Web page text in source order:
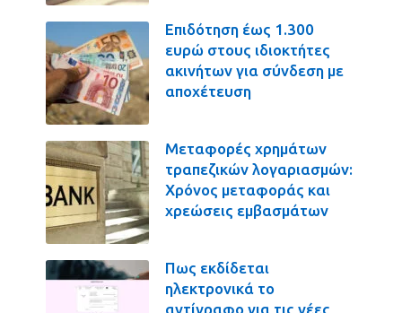
Επιδότηση έως 1.300
ευρώ στους ιδιοκτήτες
ακινήτων για σύνδεση με
αποχέτευση
Μεταφορές χρημάτων
τραπεζικών λογαριασμών:
Χρόνος μεταφοράς και
χρεώσεις εμβασμάτων
Πως εκδίδεται
ηλεκτρονικά το
αντίγραφο για τις νέες